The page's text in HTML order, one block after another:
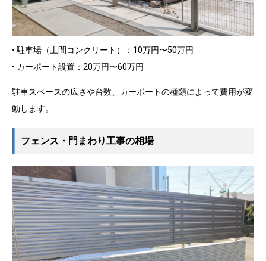
• 駐車場（土間コンクリート）：10万円〜50万円
• カーポート設置：20万円〜60万円
駐車スペースの広さや台数、カーポートの種類によって費用が変
動します。
フェンス・門まわり工事の相場